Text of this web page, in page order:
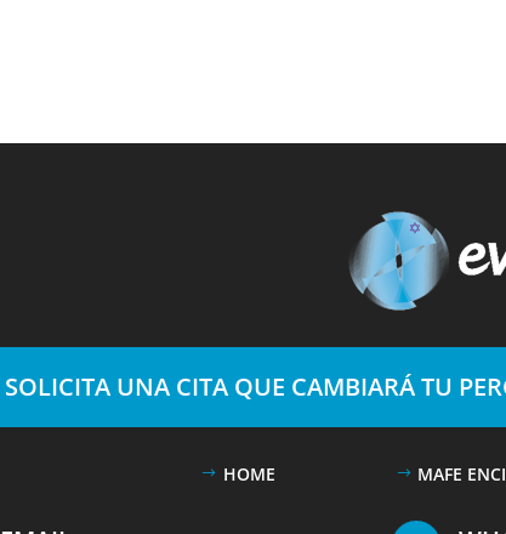
SOLICITA UNA CITA QUE CAMBIARÁ TU
HOME MAFE